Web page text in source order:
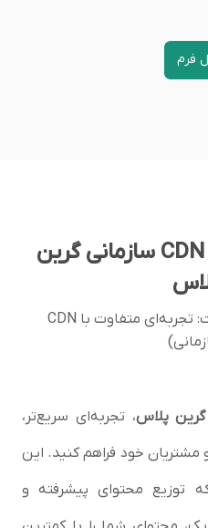
فرم
امکانات سرویس CDN سازمانی گرین
(افزایش سرعت و امنیت: تجربه‌ای متفاوت با CDN
، تجربه‌ای سریع‌تر،
و مشتریان خود فراهم کنید. این
توزیع محتوای پیشرفته و